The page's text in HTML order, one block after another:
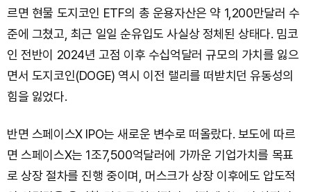
르면 현물 도지코인 ETF의 총 운용자산은 약 1,200만달러 수
준에 그쳤고, 최근 일일 순유입도 사실상 정체된 상태다. 밈코
인 전반이 2024년 고점 이후 수십억달러 규모의 가치를 잃으
면서 도지코인(DOGE) 역시 이전 랠리를 떠받치던 유동성의
힘을 잃었다.
반면 스페이스X IPO는 새로운 변수로 떠올랐다. 보도에 따르
면 스페이스X는 1조7,500억달러에 가까운 기업가치를 목표
로 상장 절차를 진행 중이며, 머스크가 상장 이후에도 압도적